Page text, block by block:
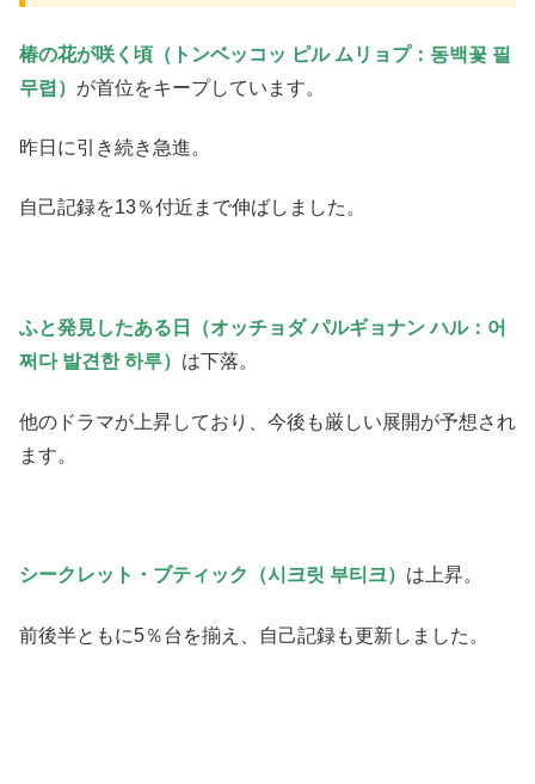
椿の花が咲く頃（トンベッコッ ピル ムリョプ：동백꽃 필
무렵） が首位をキープしています。
昨日に引き続き急進。
自己記録を13％付近まで伸ばしました。
ふと発見したある日（オッチョダ パルギョナン ハル：어
쩌다 발견한 하루） は下落。
他のドラマが上昇しており、今後も厳しい展開が予想され
ます。
シークレット・ブティック（시크릿 부티크） は上昇。
前後半ともに5％台を揃え、自己記録も更新しました。